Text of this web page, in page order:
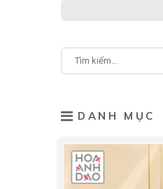
DANH MỤC